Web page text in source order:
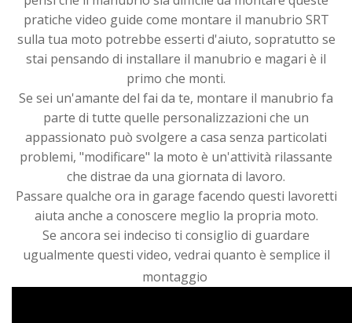
pratiche video guide come montare il manubrio SRT
sulla tua moto potrebbe esserti d'aiuto, sopratutto se
stai pensando di installare il manubrio e magari è il
primo che monti.
Se sei un'amante del fai da te, montare il manubrio fa
parte di tutte quelle personalizzazioni che un
appassionato può svolgere a casa senza particolati
problemi, "modificare" la moto è un'attività rilassante
che distrae da una giornata di lavoro.
Passare qualche ora in garage facendo questi lavoretti
aiuta anche a conoscere meglio la propria moto.
Se ancora sei indeciso ti consiglio di guardare
ugualmente questi video, vedrai quanto è semplice il
montaggio